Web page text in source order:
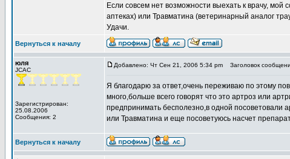
Если совсем нет возможности выехать к врачу,
аптеках) или Травматина (ветеринарный аналог
Удачи.
Вернуться к началу
юля
JCAC
Зарегистрирован:
25.08.2006
Сообщения: 2
Добавлено: Чт Сен 21, 2006 5:34 pm Заголовок
Я благодарю за ответ,очень переживаю по этому
много,больше всего говорят что это артроз или
предпринимать бесполезно,в одной посоветовали
или Травматина и еще посоветуюсь насчет
Вернуться к началу